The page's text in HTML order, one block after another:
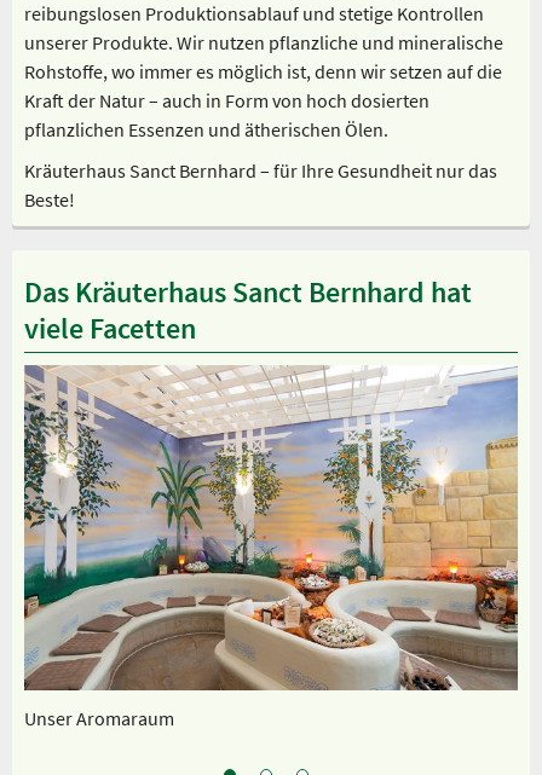
reibungslosen Produktionsablauf und stetige Kontrollen
unserer Produkte. Wir nutzen pflanzliche und mineralische
Rohstoffe, wo immer es möglich ist, denn wir setzen auf die
Kraft der Natur – auch in Form von hoch dosierten
pflanzlichen Essenzen und ätherischen Ölen.
Kräuterhaus Sanct Bernhard – für Ihre Gesundheit nur das
Beste!
Das Kräuterhaus Sanct Bernhard hat
viele Facetten
Unser Aromaraum